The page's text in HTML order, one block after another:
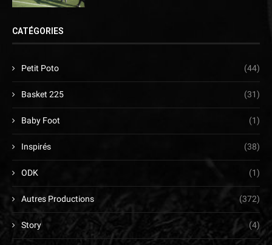
CATÉGORIES
Petit Poto (44)
Basket 225 (31)
Baby Foot (1)
Inspirés (38)
ODK (1)
Autres Productions (372)
Story (4)